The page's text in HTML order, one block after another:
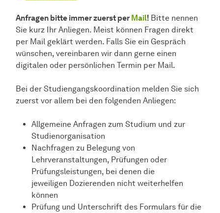
Anfragen bitte immer zuerst per Mail! Bitte nennen
Sie kurz Ihr Anliegen. Meist können Fragen direkt
per Mail geklärt werden. Falls Sie ein Gespräch
wünschen, vereinbaren wir dann gerne einen
digitalen oder persönlichen Termin per Mail.
Bei der Studiengangskoordination melden Sie sich
zuerst vor allem bei den folgenden Anliegen:
Allgemeine Anfragen zum Studium und zur
Studienorganisation
Nachfragen zu Belegung von
Lehrveranstaltungen, Prüfungen oder
Prüfungsleistungen, bei denen die
jeweiligen Dozierenden nicht weiterhelfen
können
Prüfung und Unterschrift des Formulars für die